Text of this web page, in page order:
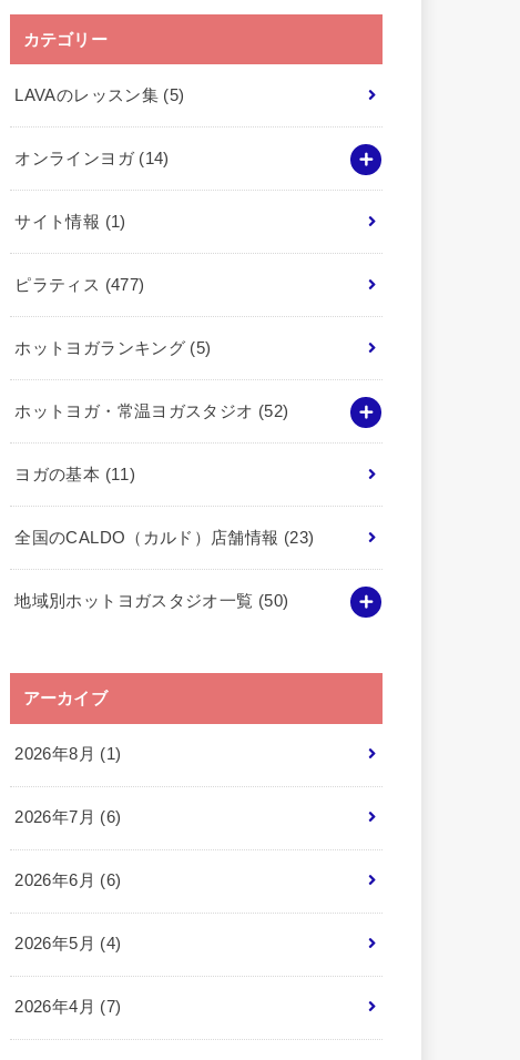
カテゴリー
LAVAのレッスン集 (5)
オンラインヨガ (14)
サイト情報 (1)
ピラティス (477)
ホットヨガランキング (5)
ホットヨガ・常温ヨガスタジオ (52)
ヨガの基本 (11)
全国のCALDO（カルド）店舗情報 (23)
地域別ホットヨガスタジオ一覧 (50)
アーカイブ
2026年8月 (1)
2026年7月 (6)
2026年6月 (6)
2026年5月 (4)
2026年4月 (7)